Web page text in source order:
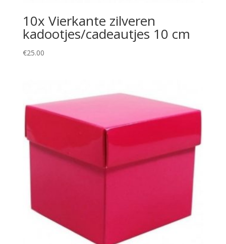
10x Vierkante zilveren
kadootjes/cadeautjes 10 cm
€25.00